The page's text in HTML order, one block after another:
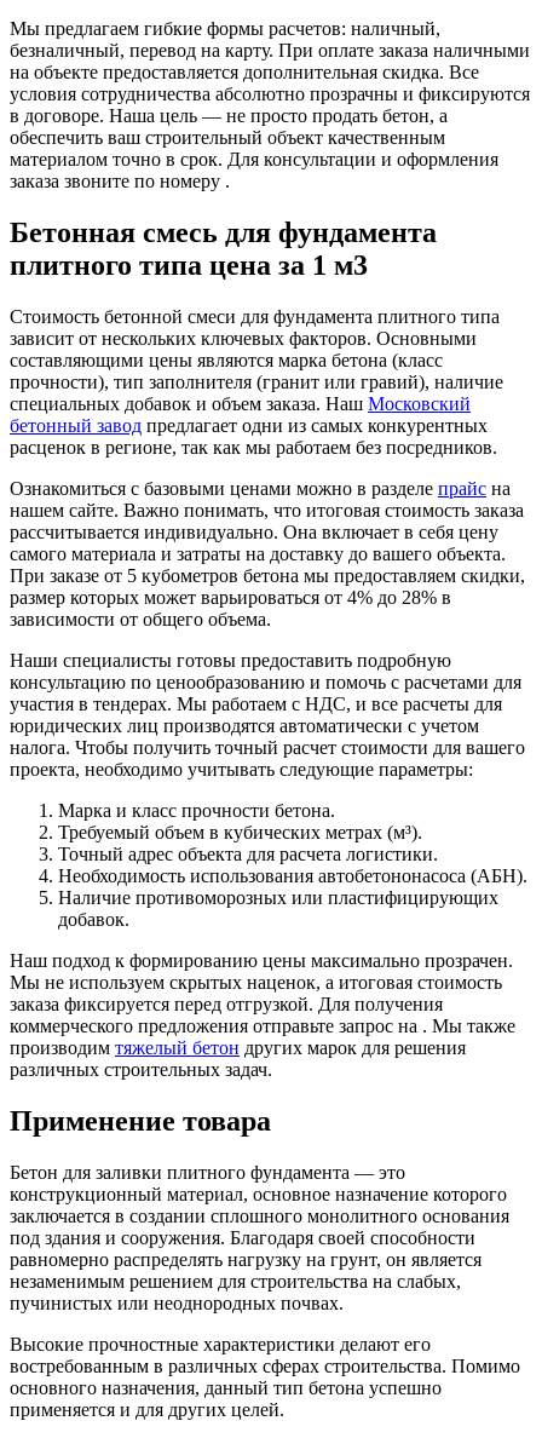
Мы предлагаем гибкие формы расчетов: наличный,
безналичный, перевод на карту. При оплате заказа наличными
на объекте предоставляется дополнительная скидка. Все
условия сотрудничества абсолютно прозрачны и фиксируются
в договоре. Наша цель — не просто продать бетон, а
обеспечить ваш строительный объект качественным
материалом точно в срок. Для консультации и оформления
заказа звоните по номеру .
Бетонная смесь для фундамента
плитного типа цена за 1 м3
Стоимость бетонной смеси для фундамента плитного типа
зависит от нескольких ключевых факторов. Основными
составляющими цены являются марка бетона (класс
прочности), тип заполнителя (гранит или гравий), наличие
специальных добавок и объем заказа. Наш Московский
бетонный завод предлагает одни из самых конкурентных
расценок в регионе, так как мы работаем без посредников.
Ознакомиться с базовыми ценами можно в разделе прайс на
нашем сайте. Важно понимать, что итоговая стоимость заказа
рассчитывается индивидуально. Она включает в себя цену
самого материала и затраты на доставку до вашего объекта.
При заказе от 5 кубометров бетона мы предоставляем скидки,
размер которых может варьироваться от 4% до 28% в
зависимости от общего объема.
Наши специалисты готовы предоставить подробную
консультацию по ценообразованию и помочь с расчетами для
участия в тендерах. Мы работаем с НДС, и все расчеты для
юридических лиц производятся автоматически с учетом
налога. Чтобы получить точный расчет стоимости для вашего
проекта, необходимо учитывать следующие параметры:
Марка и класс прочности бетона.
Требуемый объем в кубических метрах (м³).
Точный адрес объекта для расчета логистики.
Необходимость использования автобетононасоса (АБН).
Наличие противоморозных или пластифицирующих
добавок.
Наш подход к формированию цены максимально прозрачен.
Мы не используем скрытых наценок, а итоговая стоимость
заказа фиксируется перед отгрузкой. Для получения
коммерческого предложения отправьте запрос на . Мы также
производим тяжелый бетон других марок для решения
различных строительных задач.
Применение товара
Бетон для заливки плитного фундамента — это
конструкционный материал, основное назначение которого
заключается в создании сплошного монолитного основания
под здания и сооружения. Благодаря своей способности
равномерно распределять нагрузку на грунт, он является
незаменимым решением для строительства на слабых,
пучинистых или неоднородных почвах.
Высокие прочностные характеристики делают его
востребованным в различных сферах строительства. Помимо
основного назначения, данный тип бетона успешно
применяется и для других целей.